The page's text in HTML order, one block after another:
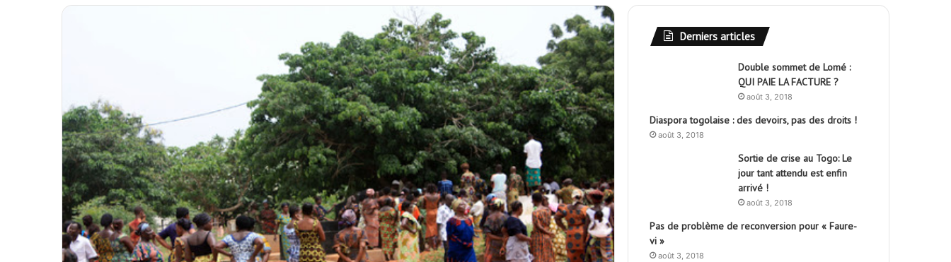
Derniers articles
Double sommet de Lomé :
QUI PAIE LA FACTURE ?
août 3, 2018
Diaspora togolaise : des devoirs, pas des droits !
août 3, 2018
Sortie de crise au Togo: Le
jour tant attendu est enfin
arrivé !
août 3, 2018
Pas de problème de reconversion pour « Faure-
vi »
août 3, 2018